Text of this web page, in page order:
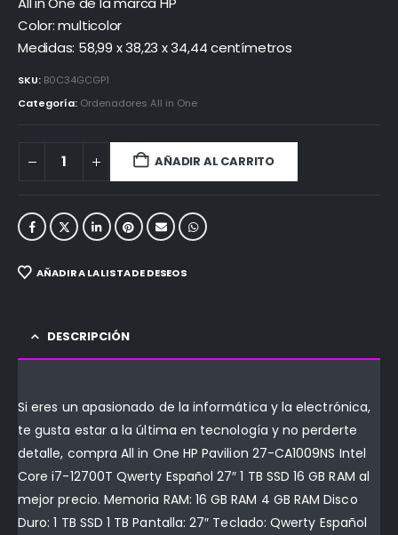
Color: multicolor
Medidas: 58,99 x 38,23 x 34,44 centímetros
SKU: B0C34GCGP1
Categoría: Ordenadores All in One
AÑADIR AL CARRITO
AÑADIR A LA LISTA DE DESEOS
DESCRIPCIÓN
Si eres un apasionado de la informática y la electrónica,
te gusta estar a la última en tecnología y no perderte
detalle, compra All in One HP Pavilion 27-CA1009NS Intel
Core i7-12700T Qwerty Español 27″ 1 TB SSD 16 GB RAM al
mejor precio. Memoria RAM: 16 GB RAM 4 GB RAM Disco
Duro: 1 TB SSD 1 TB Pantalla: 27″ Teclado: Qwerty Español